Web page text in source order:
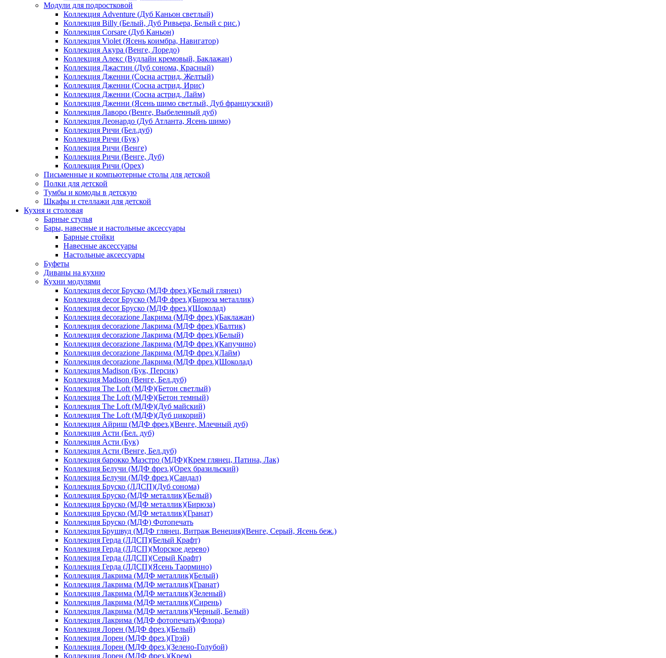
Модули для подростковой
Коллекция Adventure (Дуб Каньон светлый)
Коллекция Billy (Белый, Дуб Ривьера, Белый с рис.)
Коллекция Corsare (Дуб Каньон)
Коллекция Violet (Ясень коимбра, Навигатор)
Коллекция Акура (Венге, Лоредо)
Коллекция Алекс (Вудлайн кремовый, Баклажан)
Коллекция Джастин (Дуб сонома, Красный)
Коллекция Дженни (Cосна астрид, Желтый)
Коллекция Дженни (Cосна астрид, Ирис)
Коллекция Дженни (Cосна астрид, Лайм)
Коллекция Дженни (Ясень шимо светлый, Дуб французский)
Коллекция Лаворо (Венге, Выбеленный дуб)
Коллекция Леонардо (Дуб Атланта, Ясень шимо)
Коллекция Ричи (Бел.дуб)
Коллекция Ричи (Бук)
Коллекция Ричи (Венге)
Коллекция Ричи (Венге, Дуб)
Коллекция Ричи (Орех)
Письменные и компьютерные столы для детской
Полки для детской
Тумбы и комоды в детскую
Шкафы и стеллажи для детской
Кухня и столовая
Барные стулья
Бары, навесные и настольные аксессуары
Барные стойки
Навесные аксессуары
Настольные аксессуары
Буфеты
Диваны на кухню
Кухни модулями
Коллекция decor Бруско (МДФ фрез.)(Белый глянец)
Коллекция decor Бруско (МДФ фрез.)(Бирюза металлик)
Коллекция decor Бруско (МДФ фрез.)(Шоколад)
Коллекция decorazione Лакрима (МДФ фрез.)(Баклажан)
Коллекция decorazione Лакрима (МДФ фрез.)(Балтик)
Коллекция decorazione Лакрима (МДФ фрез.)(Белый)
Коллекция decorazione Лакрима (МДФ фрез.)(Капучино)
Коллекция decorazione Лакрима (МДФ фрез.)(Лайм)
Коллекция decorazione Лакрима (МДФ фрез.)(Шоколад)
Коллекция Madison (Бук, Персик)
Коллекция Madison (Венге, Бел.дуб)
Коллекция The Loft (МДФ)(Бетон светлый)
Коллекция The Loft (МДФ)(Бетон темный)
Коллекция The Loft (МДФ)(Дуб майский)
Коллекция The Loft (МДФ)(Дуб цикорий)
Коллекция Айриш (МДФ фрез.)(Венге, Млечный дуб)
Коллекция Асти (Бел. дуб)
Коллекция Асти (Бук)
Коллекция Асти (Венге, Бел.дуб)
Коллекция барокко Маэстро (МДФ)(Крем глянец, Патина, Лак)
Коллекция Белучи (МДФ фрез.)(Орех бразильский)
Коллекция Белучи (МДФ фрез.)(Сандал)
Коллекция Бруско (ЛДСП)(Дуб сонома)
Коллекция Бруско (МДФ металлик)(Белый)
Коллекция Бруско (МДФ металлик)(Бирюза)
Коллекция Бруско (МДФ металлик)(Гранат)
Коллекция Бруско (МДФ) Фотопечать
Коллекция Брушвуд (МДФ глянец, Витраж Венеция)(Венге, Серый, Ясень беж.)
Коллекция Герда (ЛДСП)(Белый Крафт)
Коллекция Герда (ЛДСП)(Морское дерево)
Коллекция Герда (ЛДСП)(Серый Крафт)
Коллекция Герда (ЛДСП)(Ясень Таормино)
Коллекция Лакрима (МДФ металлик)(Белый)
Коллекция Лакрима (МДФ металлик)(Гранат)
Коллекция Лакрима (МДФ металлик)(Зеленый)
Коллекция Лакрима (МДФ металлик)(Сирень)
Коллекция Лакрима (МДФ металлик)(Черный, Белый)
Коллекция Лакрима (МДФ фотопечать)(Флора)
Коллекция Лорен (МДФ фрез.)(Белый)
Коллекция Лорен (МДФ фрез.)(Грэй)
Коллекция Лорен (МДФ фрез.)(Зелено-Голубой)
Коллекция Лорен (МДФ фрез.)(Крем)